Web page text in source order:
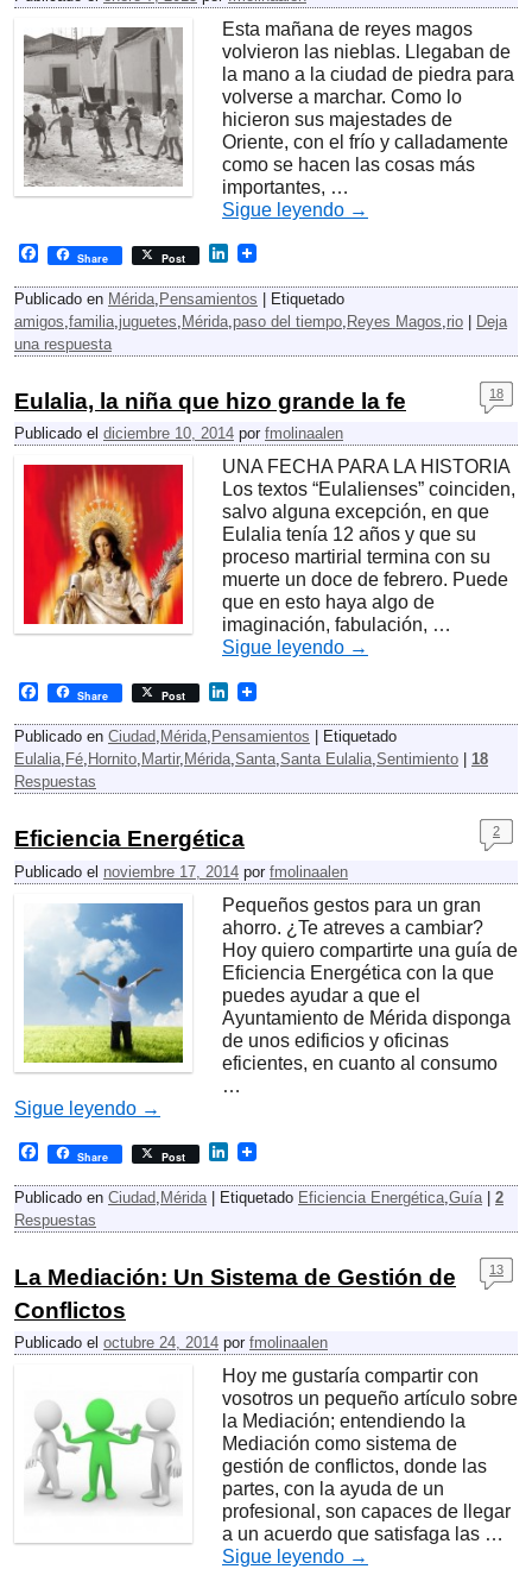
Esta mañana de reyes magos
volvieron las nieblas. Llegaban de
la mano a la ciudad de piedra para
volverse a marchar. Como lo
hicieron sus majestades de
Oriente, con el frío y calladamente
como se hacen las cosas más
importantes, …
Sigue leyendo →
F
a
c
e
b
o
Share Post
L
n
k
e
Publicado en Mérida Pensamientos
Etiquetado
amigos familia juguetes Mérida paso del tiempo Reyes Magos rio
Deja
una respuesta
Eulalia, la niña que hizo grande la fe
Publicado el diciembre 10, 2014 por fmolinaalen
18
UNA FECHA PARA LA HISTORIA
Los textos “Eulalienses” coinciden,
salvo alguna excepción, en que
Eulalia tenía 12 años y que su
proceso martirial termina con su
muerte un doce de febrero. Puede
que en esto haya algo de
imaginación, fabulación, …
Sigue leyendo →
F
c
e
b
o
Share Post
L
n
k
e
Publicado en Ciudad, Mérida, Pensamientos
Etiquetado
Eulalia, Fé, Hornito, Martir, Mérida,Santa,Santa Eulalia,Sentimiento
18
Respuestas
Eficiencia Energética
Publicado el noviembre 17, 2014 por fmolinaalen
2
Pequeños gestos para un gran
ahorro. ¿Te atreves a cambiar?
Hoy quiero compartirte una guía de
Eficiencia Energética con la que
puedes ayudar a que el
Ayuntamiento de Mérida disponga
de unos edificios y oficinas
eficientes, en cuanto al consumo
…
Sigue leyendo →
F
a
c
e
b
k
Share Post
L
n
k
e
I
n
Publicado en Ciudad Mérida Etiquetado Eficiencia Energética Guía
2
Respuestas
La Mediación: Un Sistema de Gestión de
Conflictos
Publicado el octubre 24, 2014 por fmolinaalen
13
Hoy me gustaría compartir con
vosotros un pequeño artículo sobre
la Mediación; entendiendo la
Mediación como sistema de
gestión de conflictos, donde las
partes, con la ayuda de un
profesional, son capaces de llegar
a un acuerdo que satisfaga las …
Sigue leyendo →